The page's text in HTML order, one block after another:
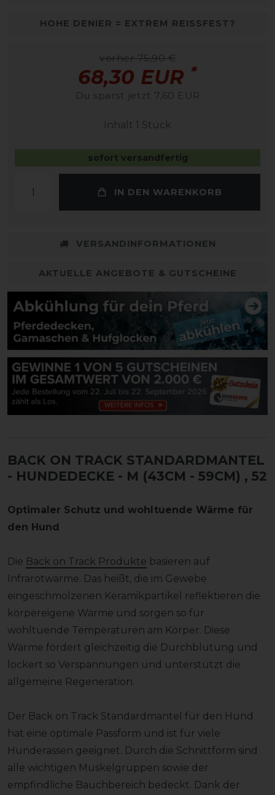
HOHE DENIER = EXTREM REISSFEST?
vorher 75,90 €
68,30 EUR *
Du sparst jetzt 7,60 EUR
Inhalt 1 Stück
sofort versandfertig
IN DEN WARENKORB
VERSANDINFORMATIONEN
AKTUELLE ANGEBOTE & GUTSCHEINE
BACK ON TRACK STANDARDMANTEL
- HUNDEDECKE - M (43CM - 59CM) , 52
Optimaler Schutz und wohltuende Wärme für
den Hund
Die Back on Track Produkte basieren auf
Infrarotwärme. Das heißt, die im Gewebe
eingeschmolzenen Keramikpartikel reflektieren die
körpereigene Wärme und sorgen so für
wohltuende Temperaturen am Körper. Diese
Wärme fördert gleichzeitig die Durchblutung und
lockert so Verspannungen und unterstützt die
allgemeine Regeneration.
Der Back on Track Standardmantel für den Hund
hat eine optimale Passform und ist für viele
Hunderassen geeignet. Durch die Schnittform sind
alle wichtigen Muskelgruppen sowie der
empfindliche Bauchbereich bedeckt. Dank der